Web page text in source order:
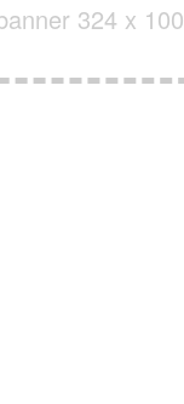
324 x 100